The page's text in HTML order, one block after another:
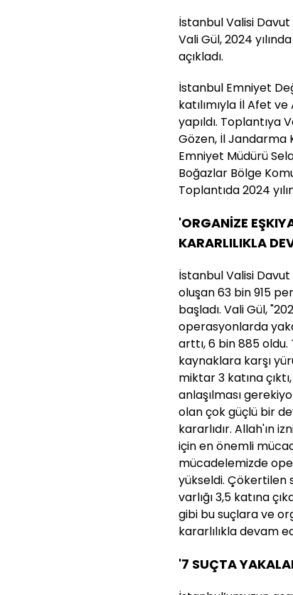
İstanbul Valisi Davut
Vali Gül, 2024
açıkladı.
İstanbul Emniyet
katılımıyla İl Afet
yapıldı. Toplantıya
Gözen, İl Jandarma
Emniyet Müdürü
Boğazlar Bölge
Toplantıda 2024
'ORGANİZE
KARARLILIKLA
İstanbul Valisi
oluşan 63 bin 915
başladı. Vali Gül,
operasyonlarda
arttı, 6 bin 885
kaynaklara karşı
miktar 3 katına
anlaşılması
olan çok güçlü bir
kararlıdır. Allah'ın
için en önemli
mücadelemizde
yükseldi. Çökertilen
varlığı 3,5 katına
gibi bu suçlara ve
kararlılıkla devam
'7 SUÇTA